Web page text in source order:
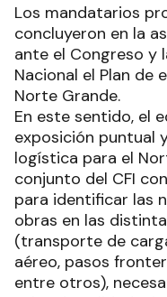
Los mandatarios
concluyeron en la
ante el Congreso y
Nacional el Plan de
Norte Grande.
En este sentido, el
exposición puntual
logística para el
conjunto del CFI
para identificar las
obras en las
(transporte de
aéreo, pasos
entre otros),